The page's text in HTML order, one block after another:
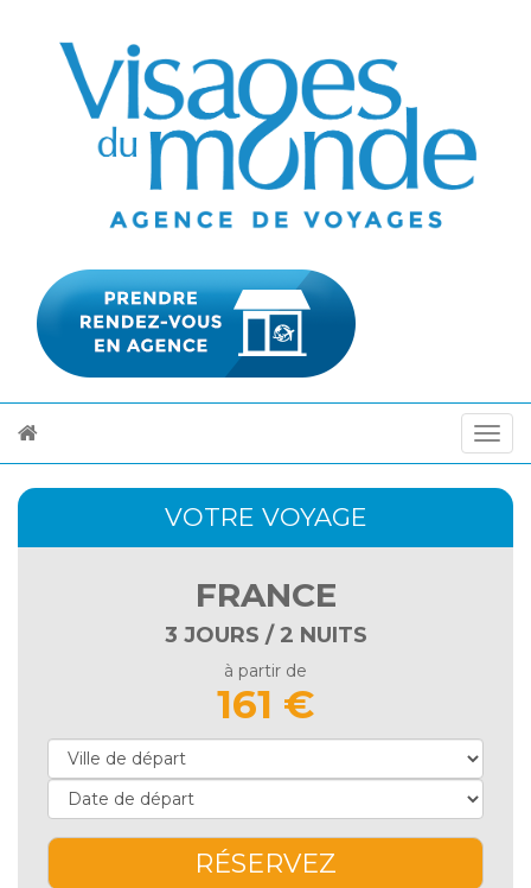
VOTRE VOYAGE
FRANCE
3 JOURS / 2 NUITS
à partir de
161 €
RÉSERVEZ